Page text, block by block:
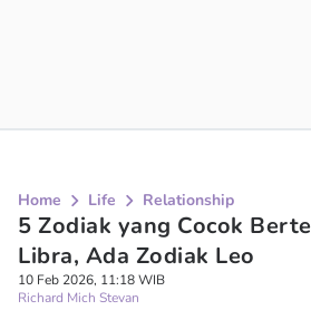
Home Life Relationship
5 Zodiak yang Cocok
Libra, Ada Zodiak Leo
10 Feb 2026, 11:18 WIB
Richard Mich Stevan